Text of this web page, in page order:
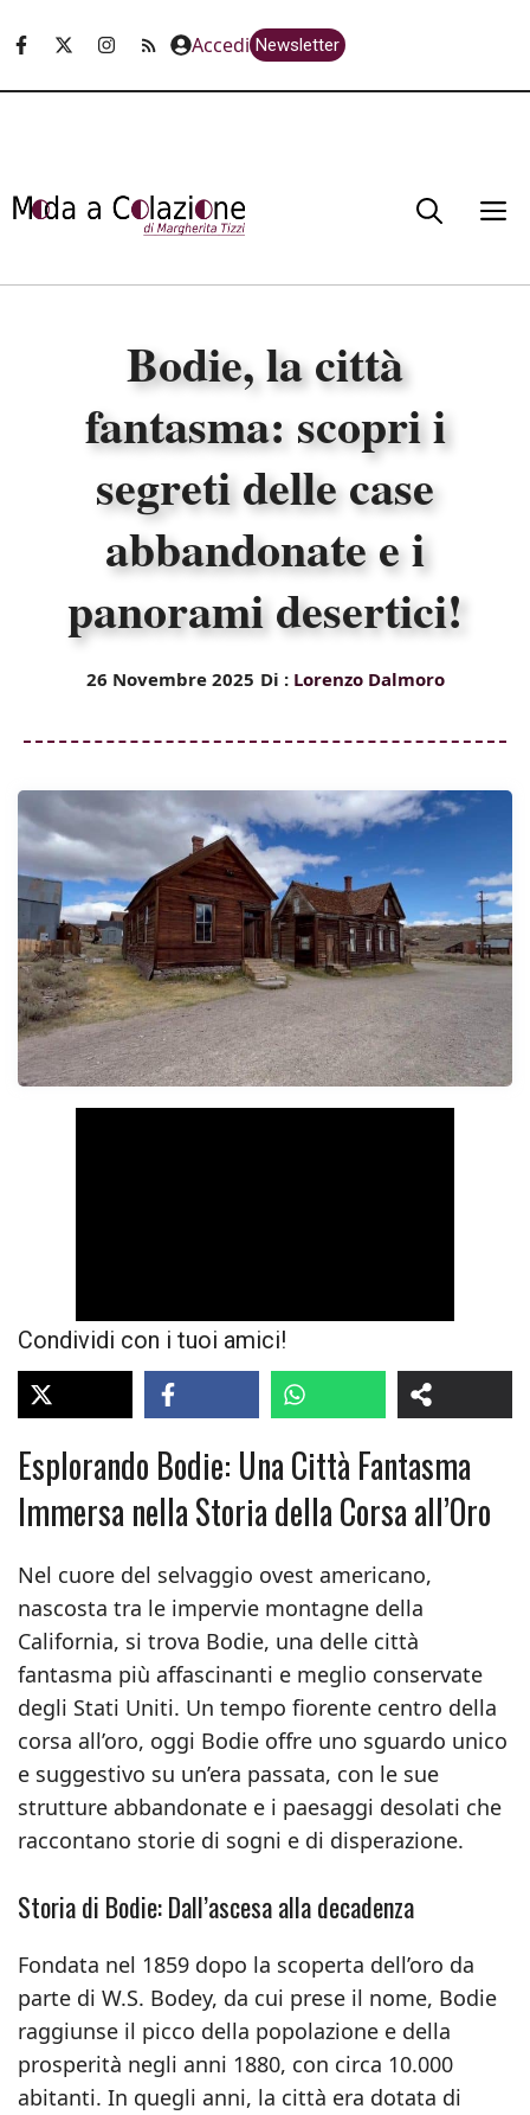
Accedi Newsletter
Bodie, la città
fantasma: scopri i
segreti delle case
abbandonate e i
panorami desertici!
26 Novembre 2025 Di : Lorenzo Dalmoro
Condividi con i tuoi amici!
Esplorando Bodie: Una Città Fantasma
Immersa nella Storia della Corsa all’Oro
Nel cuore del selvaggio ovest americano,
nascosta tra le impervie montagne della
California, si trova Bodie, una delle città
fantasma più affascinanti e meglio conservate
degli Stati Uniti. Un tempo fiorente centro della
corsa all’oro, oggi Bodie offre uno sguardo unico
e suggestivo su un’era passata, con le sue
strutture abbandonate e i paesaggi desolati che
raccontano storie di sogni e di disperazione.
Storia di Bodie: Dall’ascesa alla decadenza
Fondata nel 1859 dopo la scoperta dell’oro da
parte di W.S. Bodey, da cui prese il nome, Bodie
raggiunse il picco della popolazione e della
prosperità negli anni 1880, con circa 10.000
abitanti. In quegli anni, la città era dotata di